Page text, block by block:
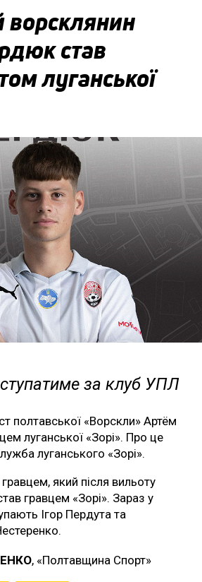
ворсклянин
став
луганської
за клуб УПЛ
полтавської «Ворскли» Артём
луганської «Зорі». Про це
луганського «Зорі».
який після вильоту
гравцем «Зорі». Зараз у
Ігор Пердута та
, «Полтавщина Спорт»